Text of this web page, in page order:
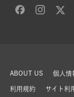
ABOUT US 個人情
利用規約 サイト利